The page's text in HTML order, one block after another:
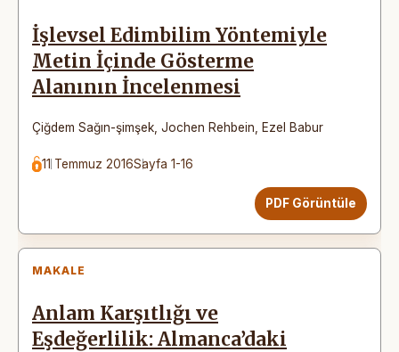
İşlevsel Edimbilim Yöntemiyle
Metin İçinde Gösterme
Alanının İncelenmesi
Çiğdem Sağın-şimşek Jochen Rehbein Ezel Babur
11 Temmuz 2016Sayfa 1-16
PDF Görüntüle
MAKALE
Anlam Karşıtlığı ve
Eşdeğerlilik: Almanca’daki